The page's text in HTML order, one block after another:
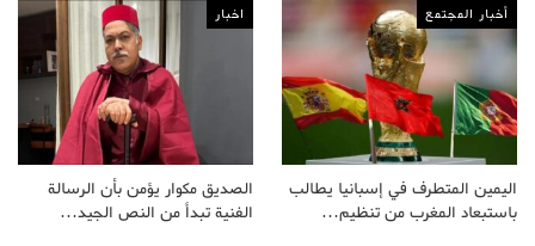
أخبار المجتمع
اليمين المتطرف في إسبانيا يطالب
باستبعاد المغرب من تنظيم…
اخبار
الصديق مكوار يؤمن بأن الرسالة
الفنية تبدأ من النص الجيد…